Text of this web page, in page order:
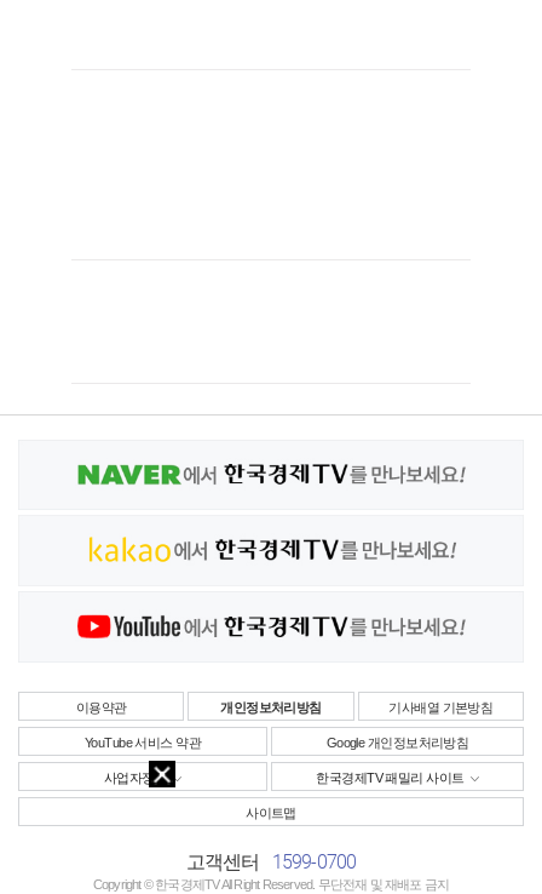
이용약관 개인정보처리방침 기사배열 기본방침
YouTube 서비스 약관 Google 개인정보처리방침
사업자정보 한국경제TV 패밀리 사이트
사이트맵
고객센터 1599-0700
Copyright © 한국경제TV All Right Reserved. 무단전재 및 재배포 금지